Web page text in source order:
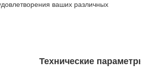
ваших различных
Технические параметры